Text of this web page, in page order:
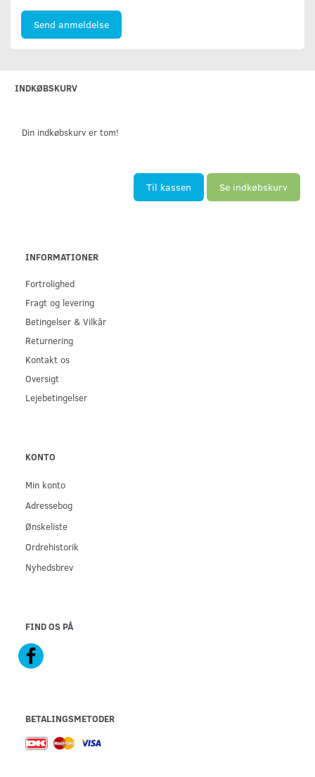
Send anmeldelse
INDKØBSKURV
Din indkøbskurv er tom!
Til kassen Se indkøbskurv
INFORMATIONER
Fortrolighed
Fragt og levering
Betingelser & Vilkår
Returnering
Kontakt os
Oversigt
Lejebetingelser
KONTO
Min konto
Adressebog
Ønskeliste
Ordrehistorik
Nyhedsbrev
FIND OS PÅ
BETALINGSMETODER